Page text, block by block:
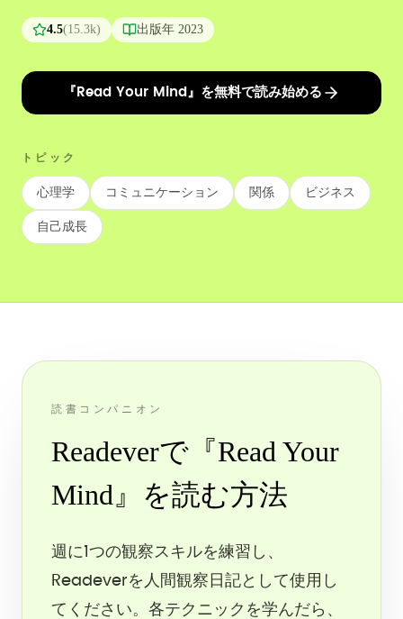
4.5(15.3k) 出版年 2023
『Read Your Mind』を無料で読み始める
トピック
心理学 コミュニケーション 関係 ビジネス
自己成長
読書コンパニオン
Readeverで『Read Your
Mind』を読む方法
週に1つの観察スキルを練習し、
Readeverを人間観察日記として使用し
てください。各テクニックを学んだら、